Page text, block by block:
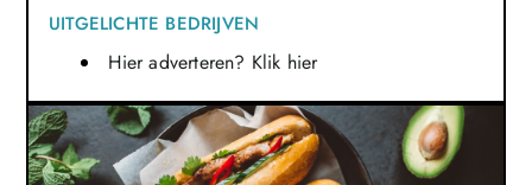
UITGELICHTE BEDRIJVEN
Hier adverteren? Klik hier